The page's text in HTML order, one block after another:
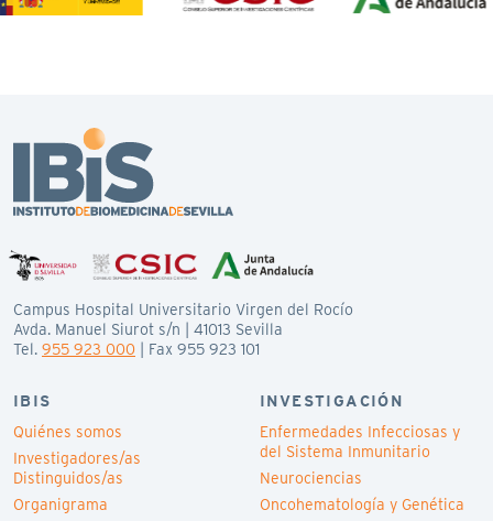
Campus Hospital Universitario Virgen del Rocío
Avda. Manuel Siurot s/n | 41013 Sevilla
Tel. 955 923 000 | Fax 955 923 101
IBIS
Quiénes somos
Investigadores/as
Distinguidos/as
Organigrama
INVESTIGACIÓN
Enfermedades Infecciosas y
del Sistema Inmunitario
Neurociencias
Oncohematología y Genética